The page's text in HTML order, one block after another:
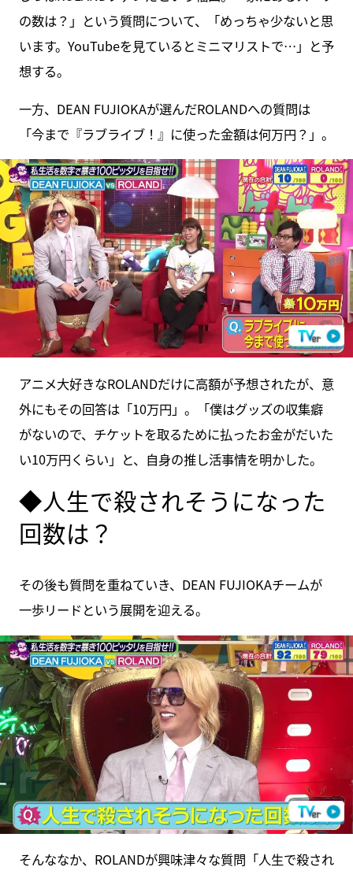
の数は？」という質問について、「めっちゃ少ないと思
います。YouTubeを見ているとミニマリストで…」と予
想する。
一方、DEAN FUJIOKAが選んだROLANDへの質問は
「今まで『ラブライブ！』に使った金額は何万円？」。
アニメ大好きなROLANDだけに高額が予想されたが、意
外にもその回答は「10万円」。「僕はグッズの収集癖
がないので、チケットを取るために払ったお金がだいた
い10万円くらい」と、自身の推し活事情を明かした。
◆人生で殺されそうになった
回数は？
その後も質問を重ねていき、DEAN FUJIOKAチームが
一歩リードという展開を迎える。
そんななか、ROLANDが興味津々な質問「人生で殺され